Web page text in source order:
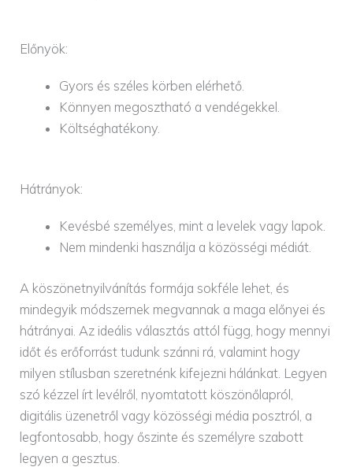
Előnyök:
Gyors és széles körben elérhető.
Könnyen megosztható a vendégekkel.
Költséghatékony.
Hátrányok:
Kevésbé személyes, mint a levelek vagy lapok.
Nem mindenki használja a közösségi médiát.
A köszönetnyilvánítás formája sokféle lehet, és
mindegyik módszernek megvannak a maga előnyei és
hátrányai. Az ideális választás attól függ, hogy mennyi
időt és erőforrást tudunk szánni rá, valamint hogy
milyen stílusban szeretnénk kifejezni hálánkat. Legyen
szó kézzel írt levélről, nyomtatott köszönőlapról,
digitális üzenetről vagy közösségi média posztról, a
legfontosabb, hogy őszinte és személyre szabott
legyen a gesztus.